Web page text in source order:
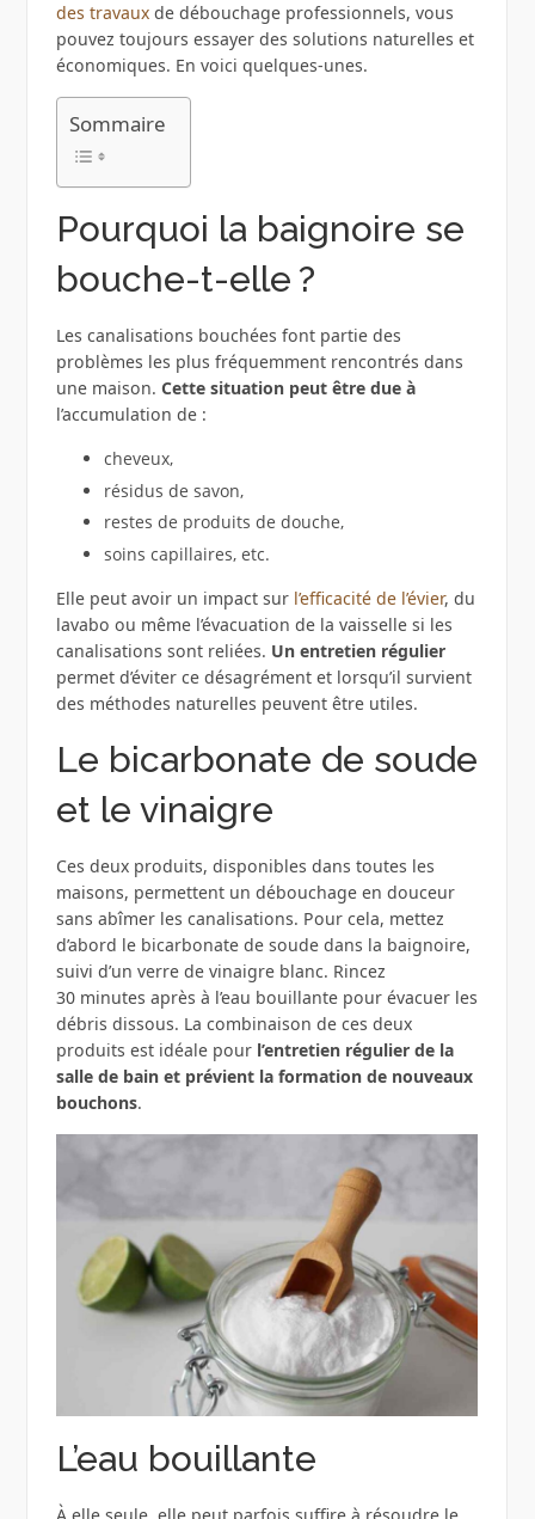
des travauxde débouchage professionnels, vous
pouvez toujours essayer des solutions naturelles et
économiques. En voici quelques-unes.
Sommaire
Pourquoi la baignoire se
bouche-t-elle ?
Les canalisations bouchées font partie des
problèmes les plus fréquemment rencontrés dans
une maison. Cette situation peut être due à
l’accumulation de :
cheveux,
résidus de savon,
restes de produits de douche,
soins capillaires, etc.
Elle peut avoir un impact sur l’efficacité de l’évier, du
lavabo ou même l’évacuation de la vaisselle si les
canalisations sont reliées. Un entretien régulier
permet d’éviter ce désagrément et lorsqu’il survient
des méthodes naturelles peuvent être utiles.
Le bicarbonate de soude
et le vinaigre
Ces deux produits, disponibles dans toutes les
maisons, permettent un débouchage en douceur
sans abîmer les canalisations. Pour cela, mettez
d’abord le bicarbonate de soude dans la baignoire,
suivi d’un verre de vinaigre blanc. Rincez
30 minutes après à l’eau bouillante pour évacuer les
débris dissous. La combinaison de ces deux
produits est idéale pour l’entretien régulier de la
salle de bain et prévient la formation de nouveaux
bouchons.
L’eau bouillante